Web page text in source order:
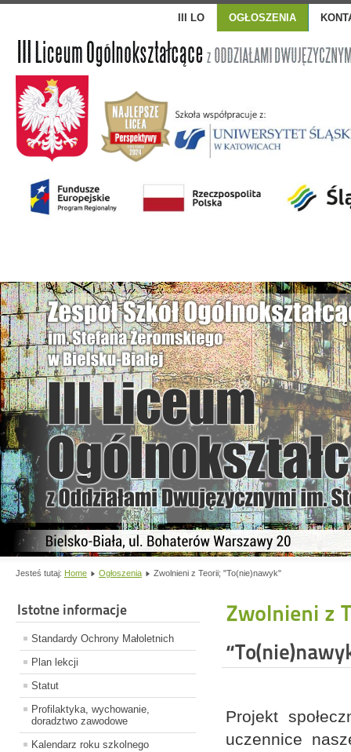
III LO OGŁOSZENIA
Jesteś tutaj: Home Ogłoszenia Zwolnieni z Teorii; "To(nie)nawyk"
Istotne informacje
Standardy Ochrony Małoletnich
Plan lekcji
Statut
Profilaktyka, wychowanie,
doradztwo zawodowe
Kalendarz roku szkolnego
Zwolnieni z
Projekt
uczennice